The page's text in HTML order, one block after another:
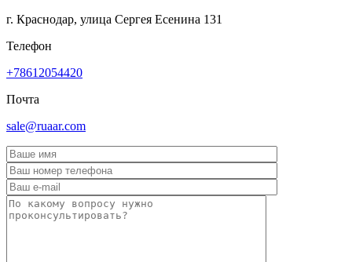
г. Краснодар, улица Сергея Есенина 131
Телефон
+78612054420
Почта
sale@ruaar.com